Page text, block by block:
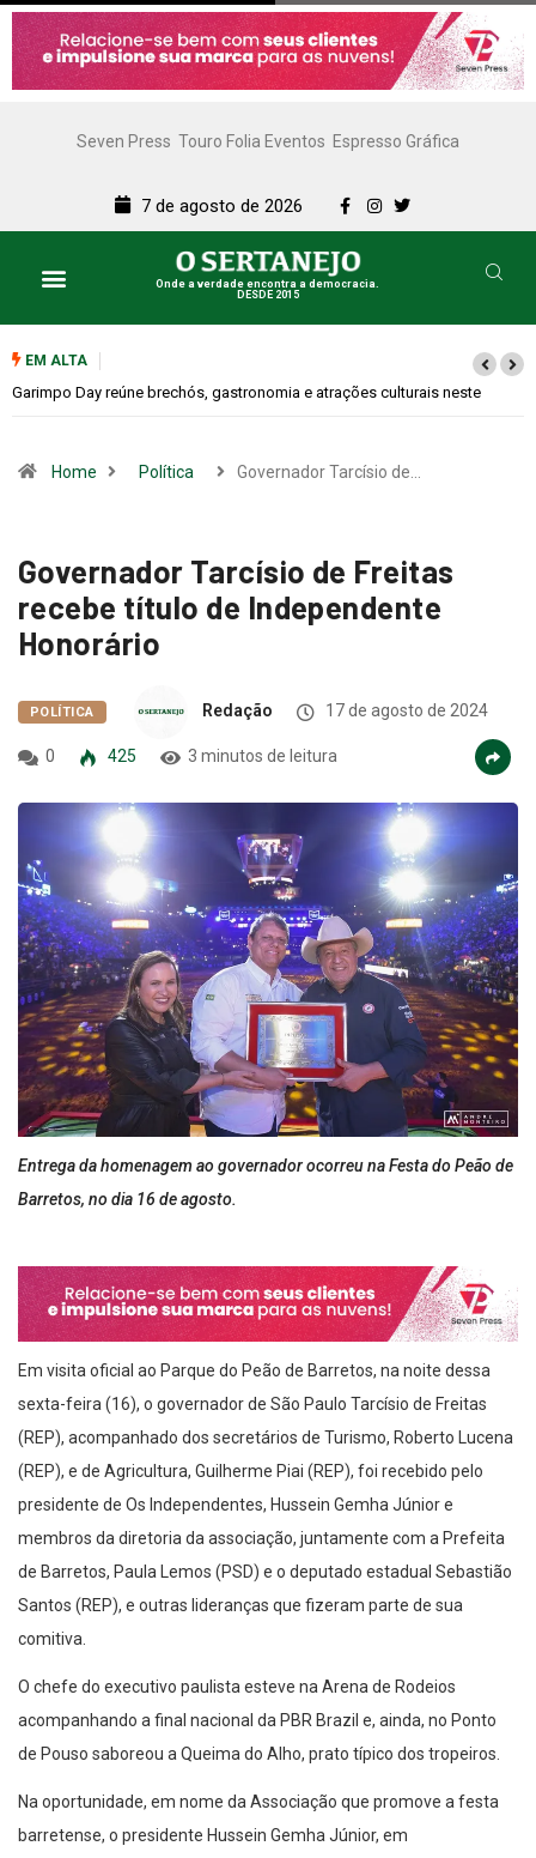
Seven Press Touro Folia Eventos Espresso Gráfica
7 de agosto de 2026
Onde a verdade encontra a democracia.
DESDE 2015
EM ALTA
Bugonia transforma paranoia e conspiração em um suspense
Home Política Governador Tarcísio de…
Governador Tarcísio de Freitas
recebe título de Independente
Honorário
POLÍTICA Redação 17 de agosto de 2024
0 425 3 minutos de leitura
Entrega da homenagem ao governador ocorreu na Festa do Peão de
Barretos, no dia 16 de agosto.
Em visita oficial ao Parque do Peão de Barretos, na noite dessa
sexta-feira (16), o governador de São Paulo Tarcísio de Freitas
(REP), acompanhado dos secretários de Turismo, Roberto Lucena
(REP), e de Agricultura, Guilherme Piai (REP), foi recebido pelo
presidente de Os Independentes, Hussein Gemha Júnior e
membros da diretoria da associação, juntamente com a Prefeita
de Barretos, Paula Lemos (PSD) e o deputado estadual Sebastião
Santos (REP), e outras lideranças que fizeram parte de sua
comitiva.
O chefe do executivo paulista esteve na Arena de Rodeios
acompanhando a final nacional da PBR Brazil e, ainda, no Ponto
de Pouso saboreou a Queima do Alho, prato típico dos tropeiros.
Na oportunidade, em nome da Associação que promove a festa
barretense, o presidente Hussein Gemha Júnior, em